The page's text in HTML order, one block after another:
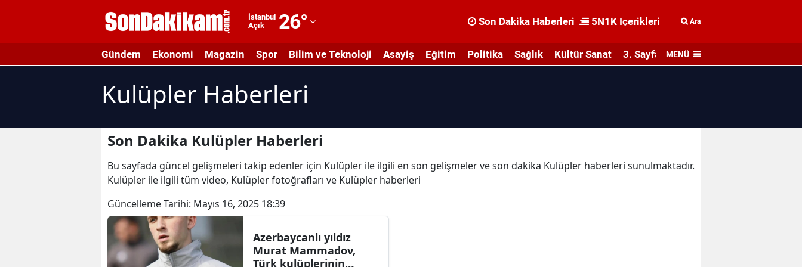
İstanbul
Açık
26°
Adıyaman
Afyonkarahisar
Amasya
Antalya
Artvin
Aydın
Balıkesir
Son Dakika Haberleri 5N1K İçerikleri Ara
Gündem Ekonomi Magazin Spor Bilim ve Teknoloji Asayiş Eğitim Politika Sağlık Kültür Sanat 3. Sayfa MENÜ
Kulüpler Haberleri
Son Dakika Kulüpler Haberleri
Bu sayfada güncel gelişmeleri takip edenler için Kulüpler ile ilgili en son gelişmeler ve son dakika Kulüpler haberleri sunulmaktadır.
Kulüpler ile ilgili tüm video, Kulüpler fotoğrafları ve Kulüpler haberleri
Güncelleme Tarihi: Mayıs 16, 2025 18:39
Azerbaycanlı yıldız
Murat Mammadov,
Türk kulüplerinin